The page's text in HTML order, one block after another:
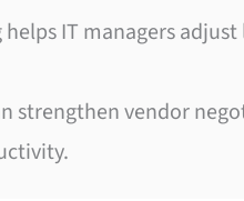
IT managers
strengthen vendor